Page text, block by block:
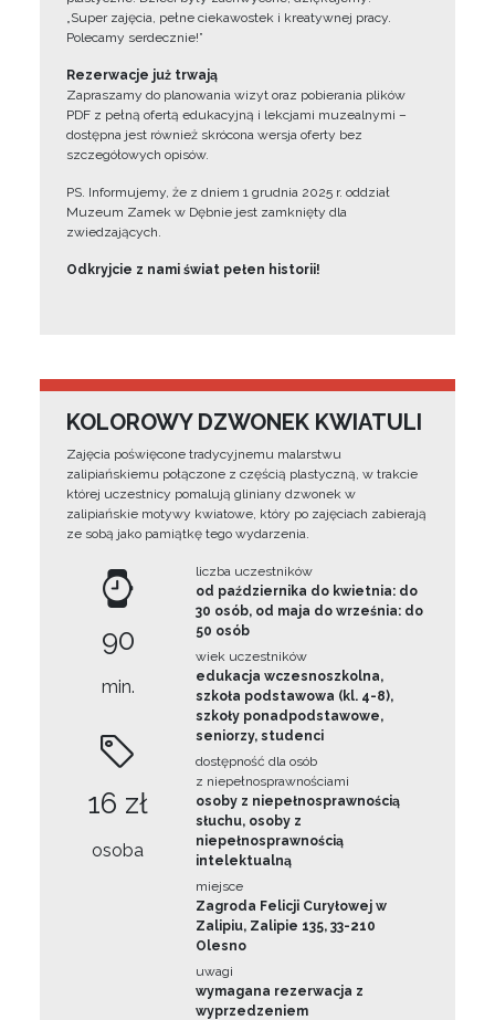
„Super zajęcia, pełne ciekawostek i kreatywnej pracy.
Polecamy serdecznie!”
Rezerwacje już trwają
Zapraszamy do planowania wizyt oraz pobierania plików
PDF z pełną ofertą edukacyjną i lekcjami muzealnymi –
dostępna jest również skrócona wersja oferty bez
szczegółowych opisów.
PS. Informujemy, że z dniem 1 grudnia 2025 r. oddział
Muzeum Zamek w Dębnie jest zamknięty dla
zwiedzających.
Odkryjcie z nami świat pełen historii!
KOLOROWY DZWONEK KWIATULI
Zajęcia poświęcone tradycyjnemu malarstwu
zalipiańskiemu połączone z częścią plastyczną, w trakcie
której uczestnicy pomalują gliniany dzwonek w
zalipiańskie motywy kwiatowe, który po zajęciach zabierają
ze sobą jako pamiątkę tego wydarzenia.
90
min.
16 zł
osoba
liczba uczestników
od października do kwietnia: do
30 osób, od maja do września: do
50 osób
wiek uczestników
edukacja wczesnoszkolna,
szkoła podstawowa (kl. 4-8),
szkoły ponadpodstawowe,
seniorzy, studenci
dostępność dla osób
z niepełnosprawnościami
osoby z niepełnosprawnością
słuchu, osoby z
niepełnosprawnością
intelektualną
miejsce
Zagroda Felicji Curyłowej w
Zalipiu, Zalipie 135, 33-210
Olesno
uwagi
wymagana rezerwacja z
wyprzedzeniem